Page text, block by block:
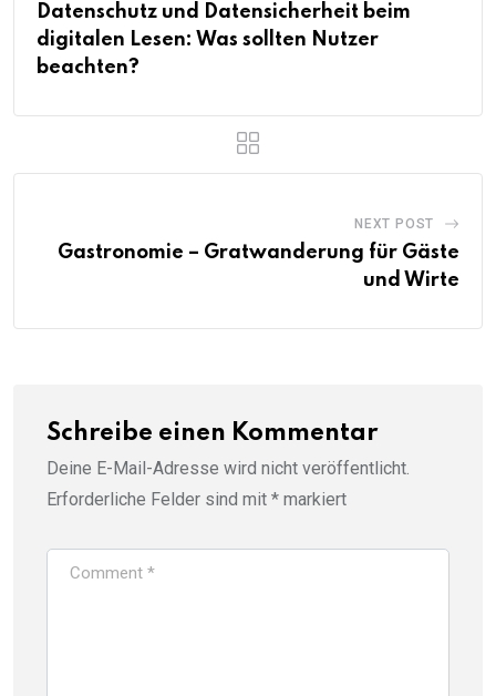
Datenschutz und Datensicherheit beim
digitalen Lesen: Was sollten Nutzer
beachten?
NEXT POST
Gastronomie – Gratwanderung für Gäste
und Wirte
Schreibe einen Kommentar
Deine E-Mail-Adresse wird nicht veröffentlicht.
Erforderliche Felder sind mit * markiert